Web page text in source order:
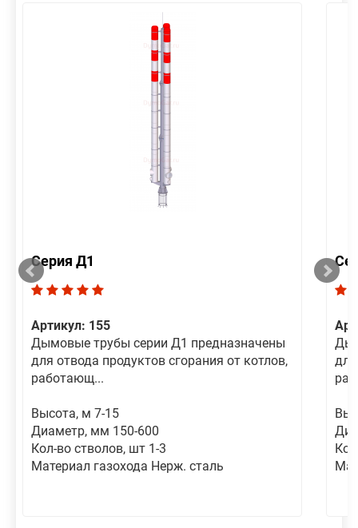
Серия Д1
Артикул: 155
Дымовые трубы серии Д1 предназначены
для отвода продуктов сгорания от котлов,
работающ...
Высота, м 7-15
Диаметр, мм 150-600
Кол-во стволов, шт 1-3
Материал газохода Нерж. сталь